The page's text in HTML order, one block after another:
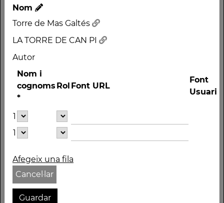
Nom
Torre de Mas Galtés
LA TORRE DE CAN PI
Autor
Nom i
cognoms
*
Rol Font URL
Font
Usuari
1
1
Afegeix una fila
Cancel·lar
Nom
Torre de Mas Galtés
Autor
Període
Siglo XIV